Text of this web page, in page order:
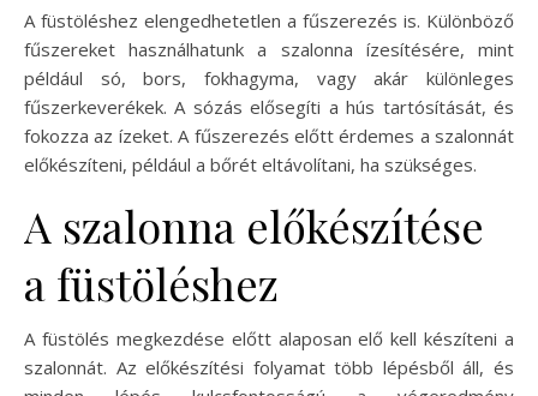
A füstöléshez elengedhetetlen a fűszerezés is. Különböző
fűszereket használhatunk a szalonna ízesítésére, mint
például só, bors, fokhagyma, vagy akár különleges
fűszerkeverékek. A sózás elősegíti a hús tartósítását, és
fokozza az ízeket. A fűszerezés előtt érdemes a szalonnát
előkészíteni, például a bőrét eltávolítani, ha szükséges.
A szalonna előkészítése
a füstöléshez
A füstölés megkezdése előtt alaposan elő kell készíteni a
szalonnát. Az előkészítési folyamat több lépésből áll, és